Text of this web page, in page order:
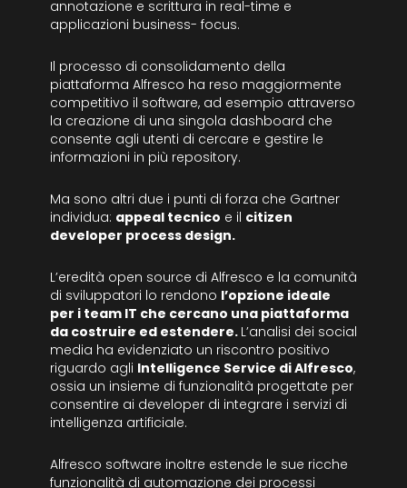
annotazione e scrittura in real-time e
applicazioni business- focus.
Il processo di consolidamento della
piattaforma Alfresco ha reso maggiormente
competitivo il software, ad esempio attraverso
la creazione di una singola dashboard che
consente agli utenti di cercare e gestire le
informazioni in più repository.
Ma sono altri due i punti di forza che Gartner
individua: appeal tecnico e il citizen
developer process design.
L’eredità open source di Alfresco e la comunità
di sviluppatori lo rendono l’opzione ideale
per i team IT che cercano una piattaforma
da costruire ed estendere. L’analisi dei social
media ha evidenziato un riscontro positivo
riguardo agli Intelligence Service di Alfresco,
ossia un insieme di funzionalità progettate per
consentire ai developer di integrare i servizi di
intelligenza artificiale.
Alfresco software inoltre estende le sue ricche
funzionalità di automazione dei processi